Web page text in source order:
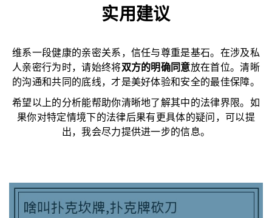
实用建议
维系一段健康的亲密关系，信任与尊重是基石。在涉及私
人亲密行为时，请始终将双方的明确同意放在首位。清晰
的沟通和共同的底线，才是美好体验和安全的最佳保障。
希望以上的分析能帮助你清晰地了解其中的法律界限。如
果你对特定情境下的法律后果有更具体的疑问，可以提
出，我会尽力提供进一步的信息。